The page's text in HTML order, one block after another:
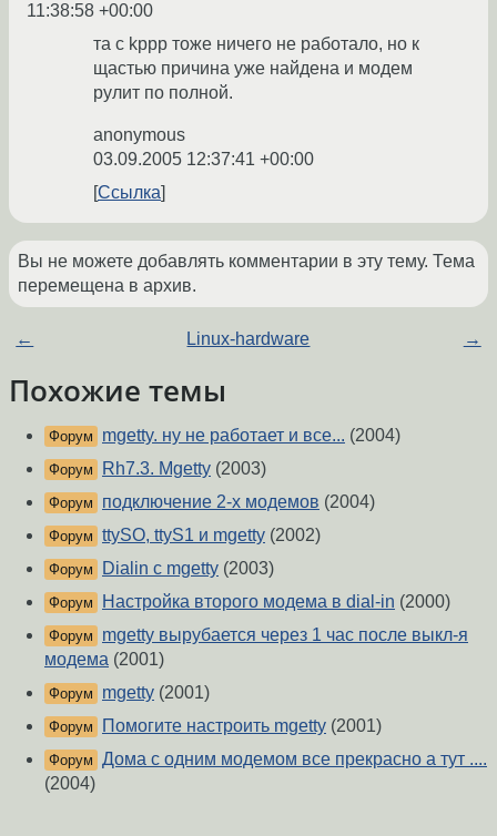
11:38:58 +00:00
та с kppp тоже ничего не работало, но к
щастью причина уже найдена и модем
рулит по полной.
anonymous
03.09.2005 12:37:41 +00:00
Ссылка
Вы не можете добавлять комментарии в эту тему. Тема
перемещена в архив.
← Linux-hardware →
Похожие темы
Форум mgetty. ну не работает и все... (2004)
Форум Rh7.3. Mgetty (2003)
Форум подключение 2-х модемов (2004)
Форум ttySO, ttyS1 и mgetty (2002)
Форум Dialin с mgetty (2003)
Форум Настройка второго модема в dial-in (2000)
Форум
mgetty вырубается через 1 час после выкл-я
модема (2001)
Форум mgetty (2001)
Форум Помогите настроить mgetty (2001)
Форум Дома с одним модемом все прекрасно а тут ....
(2004)